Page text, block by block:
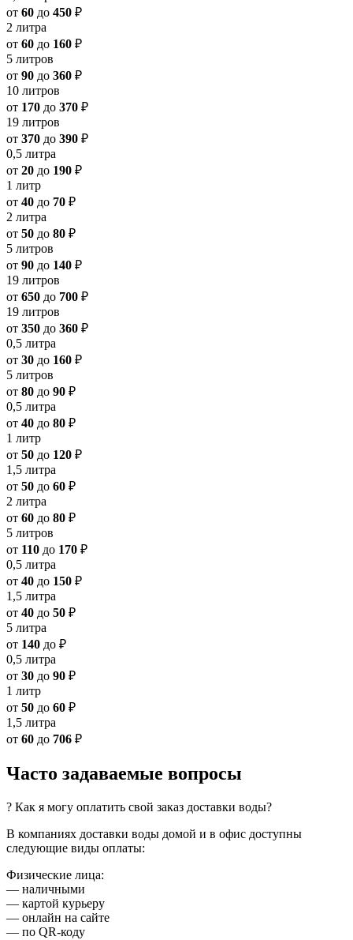
от 60 до 450 ₽
2 литра
от 60 до 160 ₽
5 литров
от 90 до 360 ₽
10 литров
от 170 до 370 ₽
19 литров
от 370 до 390 ₽
0,5 литра
от 20 до 190 ₽
1 литр
от 40 до 70 ₽
2 литра
от 50 до 80 ₽
5 литров
от 90 до 140 ₽
19 литров
от 650 до 700 ₽
19 литров
от 350 до 360 ₽
0,5 литра
от 30 до 160 ₽
5 литров
от 80 до 90 ₽
0,5 литра
от 40 до 80 ₽
1 литр
от 50 до 120 ₽
1,5 литра
от 50 до 60 ₽
2 литра
от 60 до 80 ₽
5 литров
от 110 до 170 ₽
0,5 литра
от 40 до 150 ₽
1,5 литра
от 40 до 50 ₽
5 литра
от 140 до ₽
0,5 литра
от 30 до 90 ₽
1 литр
от 50 до 60 ₽
1,5 литра
от 60 до 706 ₽
Часто задаваемые вопросы
? Как я могу оплатить свой заказ доставки воды?
В компаниях доставки воды домой и в офис доступны
следующие виды оплаты:
Физические лица:
— наличными
— картой курьеру
— онлайн на сайте
— по QR-коду